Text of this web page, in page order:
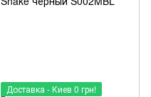
Доставка - Киев 0 грн!